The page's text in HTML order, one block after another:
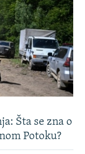
Šta se zna o
Potoku?